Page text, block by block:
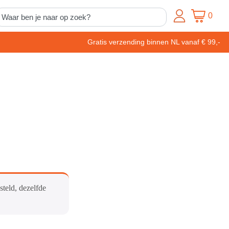
0
Gratis verzending binnen NL vanaf € 99,-
dezelfde